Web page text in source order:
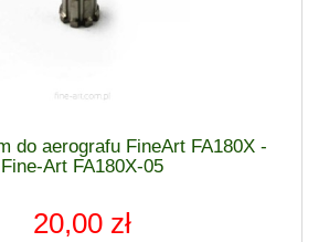
do aerografu FineArt FA180X -
Fine-Art FA180X-05
20,00 zł